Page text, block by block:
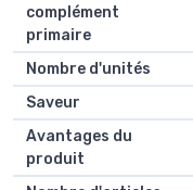
complément
primaire
Nombre d'unités
Saveur
Avantages du
produit